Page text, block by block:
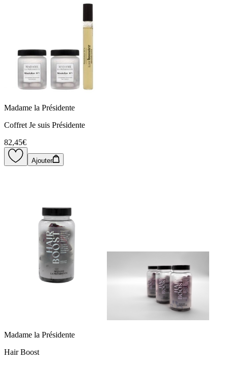
Madame la Présidente
Coffret Je suis Présidente
82,45€
Ajouter
Madame la Présidente
Hair Boost